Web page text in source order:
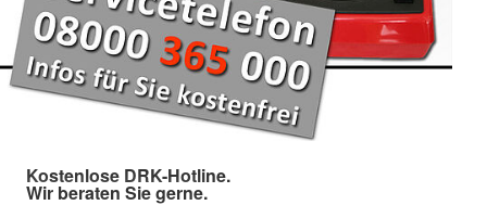
Kostenlose DRK-Hotline.
Wir beraten Sie gerne.